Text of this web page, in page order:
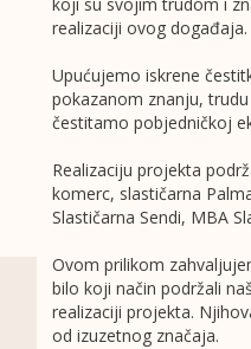
koji su svojim trudom i
realizaciji ovog događaja.
Upućujemo iskrene
pokazanom znanju,
čestitamo pobjedničkoj
Realizaciju projekta
komerc, slastičarna
Slastičarna Sendi, MBA
Ovom prilikom
bilo koji način podržali
realizaciji projekta.
od izuzetnog značaja.